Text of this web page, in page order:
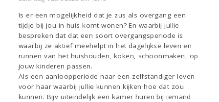
Is er een mogelijkheid dat je zus als overgang een
tijdje bij jou in huis komt wonen? En waarbij jullie
bespreken dat dat een soort overgangsperiode is
waarbij ze aktief meehelpt in het dagelijkse leven en
runnen van het huishouden, koken, schoonmaken, op
jouw kinderen passen.
Als een aanloopperiode naar een zelfstandiger leven
voor haar waarbij jullie kunnen kijken hoe dat zou
kunnen. Bijv uiteindelijk een kamer huren bij iemand